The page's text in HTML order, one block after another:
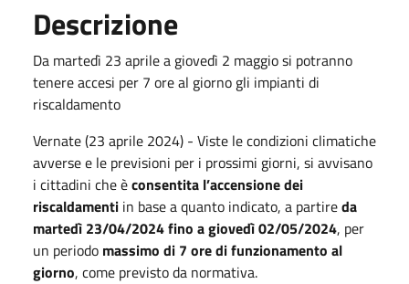
Descrizione
Da martedì 23 aprile a giovedì 2 maggio si potranno
tenere accesi per 7 ore al giorno gli impianti di
riscaldamento
Vernate (23 aprile 2024) - Viste le condizioni climatiche
avverse e le previsioni per i prossimi giorni, si avvisano
i cittadini che èconsentita l’accensione dei
riscaldamenti in base a quanto indicato, a partireda
martedì 23/04/2024 fino a giovedì 02/05/2024, per
un periodo massimo di 7 ore di funzionamento al
giorno, come previsto da normativa.